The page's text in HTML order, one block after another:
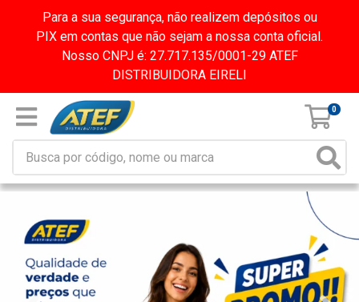
Para a sua segurança, não realizem depósitos ou
PIX em contas que não sejam a nossa conta oficial.
Nosso CNPJ é: 27.717.135/0001-29 ATEF
DISTRIBUIDORA EIRELI
0